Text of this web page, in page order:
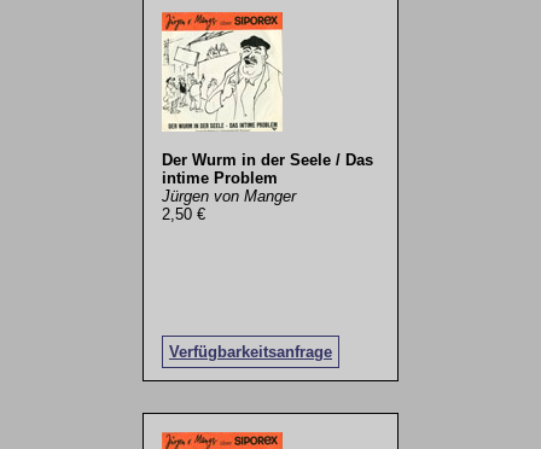
Der Wurm in der Seele / Das
intime Problem
Jürgen von Manger
2,50 €
Verfügbarkeitsanfrage